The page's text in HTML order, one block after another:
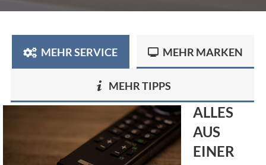
MEHR SERVICE MEHR MARKEN
MEHR TIPPS
ALLES
AUS
EINER